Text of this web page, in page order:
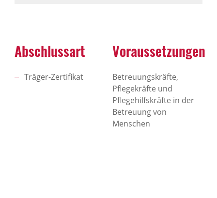
Abschlussart
Träger-Zertifikat
Voraussetzungen
Betreuungskräfte,
Pflegekräfte und
Pflegehilfskräfte in der
Betreuung von
Menschen